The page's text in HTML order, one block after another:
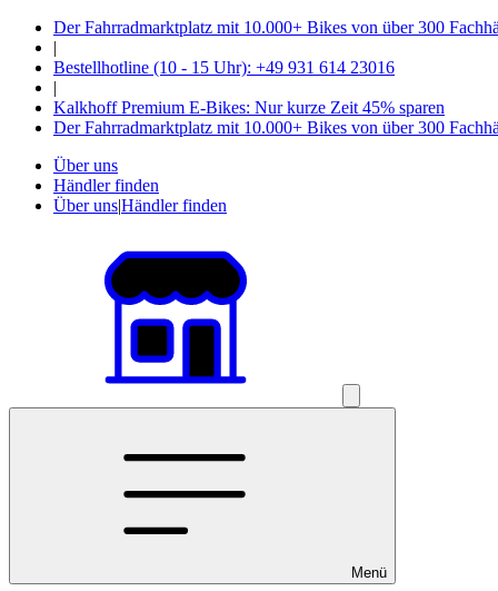
Der Fahrradmarktplatz mit 10.000+ Bikes von über 300
|
Bestellhotline (10 - 15 Uhr): +49 931 614 23016
|
Kalkhoff Premium E-Bikes: Nur kurze Zeit 45% sparen
Der Fahrradmarktplatz mit 10.000+ Bikes von über 300
Über uns
Händler finden
Über uns|Händler finden
Menü